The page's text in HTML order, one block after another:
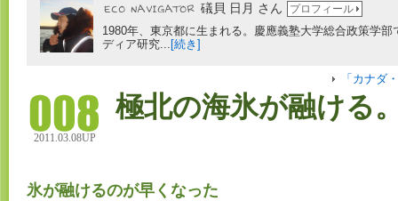
礒貝 日月 さん
プロフィール
1980年、東京都に生まれる。慶應義塾大学総合政策学
ディア研究... [続き]
「カナダ
2011.03.08UP
極北の海氷が融け
氷が融けるのが早くなった